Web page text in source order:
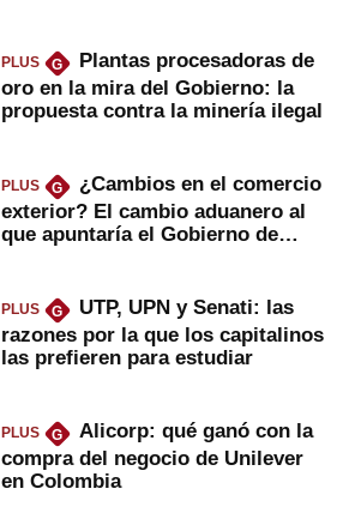
PLUS G
Plantas procesadoras de
oro en la mira del Gobierno: la
propuesta contra la minería ilegal
PLUS G
¿Cambios en el comercio
exterior? El cambio aduanero al
que apuntaría el Gobierno de
PLUS G
UTP, UPN y Senati: las
razones por la que los capitalinos
las prefieren para estudiar
PLUS G
Alicorp: qué ganó con la
compra del negocio de Unilever
en Colombia